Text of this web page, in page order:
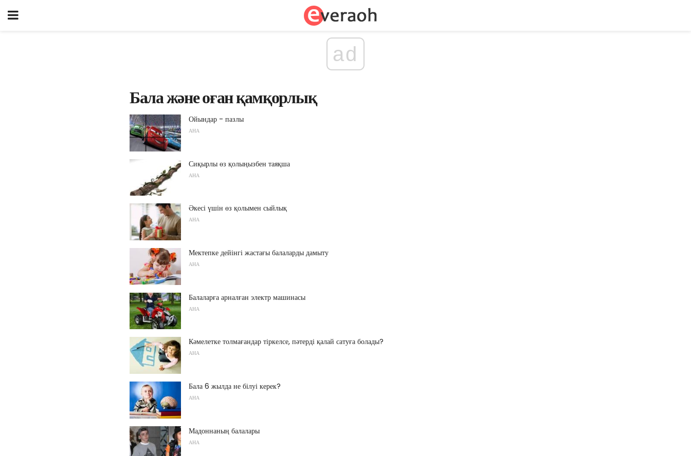
ad
Бала және оған қамқорлық
Ойындар - пазлы
АНА
Сиқырлы өз қолыңызбен таяқша
АНА
Әкесі үшін өз қолымен сыйлық
АНА
Мектепке дейінгі жастағы балаларды дамыту
АНА
Балаларға арналған электр машинасы
АНА
Кәмелетке толмағандар тіркелсе, пәтерді қалай сатуға болады?
АНА
Бала 6 жылда не білуі керек?
АНА
Мадоннаның балалары
АНА